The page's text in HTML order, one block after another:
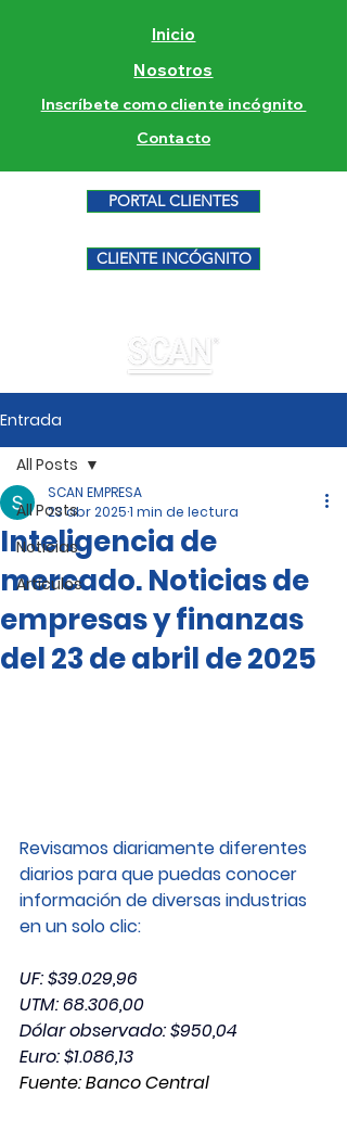
Inicio
Nosotros
Inscríbete como cliente incógnito
Contacto
PORTAL CLIENTES
CLIENTE INCÓGNITO
Entrada
All Posts
Noticias
Artículos
All Posts
Inteligencia de
mercado. Noticias de
empresas y finanzas
del 23 de abril de 2025
SCAN EMPRESA
23 abr 20251 min de lectura
Revisamos diariamente diferentes
diarios para que puedas conocer
información de diversas industrias
en un solo clic:
UF: $39.029,96
UTM: 68.306,00
Dólar observado: $950,04
Euro: $1.086,13
Fuente: Banco Central